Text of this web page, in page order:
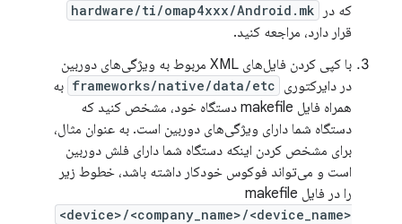
که در
hardware/ti/omap4xxx/Android.mk
قرار دارد، مراجعه کنید.
با کپی کردن فایل‌های XML مربوط به ویژگی‌های دوربین
در دایرکتوری frameworks/native/data/etc به
همراه فایل makefile دستگاه خود، مشخص کنید که
دستگاه شما دارای ویژگی‌های دوربین است. به عنوان مثال،
برای مشخص کردن اینکه دستگاه شما دارای فلش دوربین
است و می‌تواند فوکوس خودکار داشته باشد، خطوط زیر
را در فایل makefile
<device>/<company_name>/<device_name>